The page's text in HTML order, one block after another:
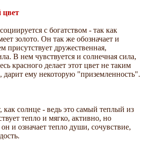
цвет
с богатством - так как
золото. Он так же обозначает и
присутствует дружественная,
В нем чувствуется и солнечная сила,
красного делает этот цвет не таким
ему некоторую "приземленность".
как солнце - ведь это самый теплый из
тепло и мягко, активно, но
и означает тепло души, сочувствие,